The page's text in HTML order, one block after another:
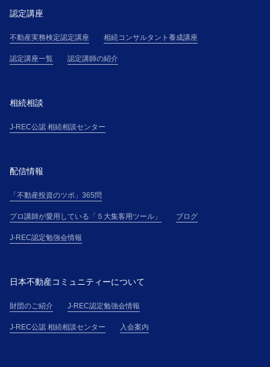
認定講座
不動産実務検定認定講座 相続コンサルタント養成講座
認定講座一覧 認定講師の紹介
相続相談
J-REC公認 相続相談センター
配信情報
「不動産投資のツボ」365問
プロ講師が愛用している「５大集客用ツール」 ブログ
J-REC認定勉強会情報
日本不動産コミュニティーについて
財団のご紹介 J-REC認定勉強会情報
J-REC公認 相続相談センター 入会案内